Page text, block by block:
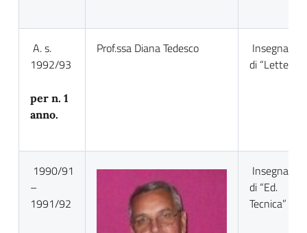
A. s.
1992/93
per n. 1
anno.
Prof.ssa Diana Tedesco
Insegnante
di “Lettere”
1990/91
–
1991/92
Insegnante
di “Ed.
Tecnica”